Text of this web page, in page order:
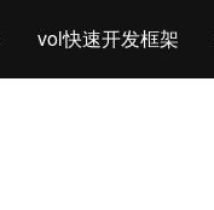
vol快速开发框架